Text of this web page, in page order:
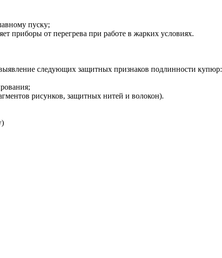
пуску;
приборы от перегрева при работе в жарких условиях.
следующих защитных признаков подлинности купюр:
рисунков, защитных нитей и волокон).